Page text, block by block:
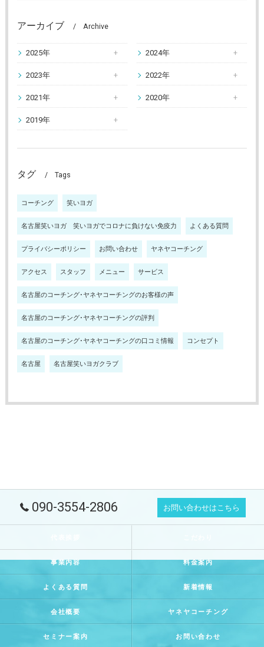
アーカイブ Archive
2025年 2024年
2023年 2022年
2021年 2020年
2019年
タグ Tags
コーチング 笑いヨガ
名古屋笑いヨガ 笑いヨガでコロナに負けない免疫力 よくある質問
プライバシーポリシー お問い合わせ ヤネヤコーチング
アクセス スタッフ メニュー サービス
名古屋のコーチング･ヤネヤコーチングのお客様の声
名古屋のコーチング･ヤネヤコーチングの評判
名古屋のコーチング･ヤネヤコーチングの口コミ情報 コンセプト
名古屋 名古屋笑いヨガクラブ
090-3554-2806 お問い合わせはこちら
事業内容 料金案内
よくある質問 新着情報
会社概要 ヤネヤコーチング
セミナー案内 お問い合わせ